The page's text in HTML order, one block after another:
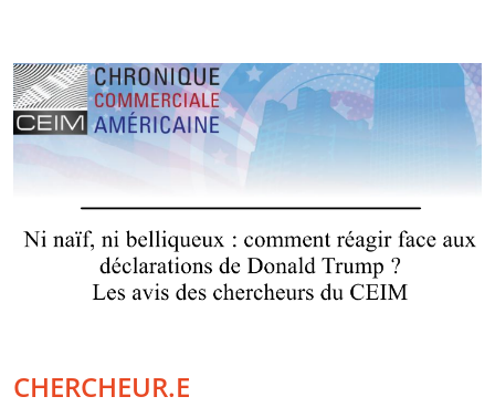
CHERCHEUR.E